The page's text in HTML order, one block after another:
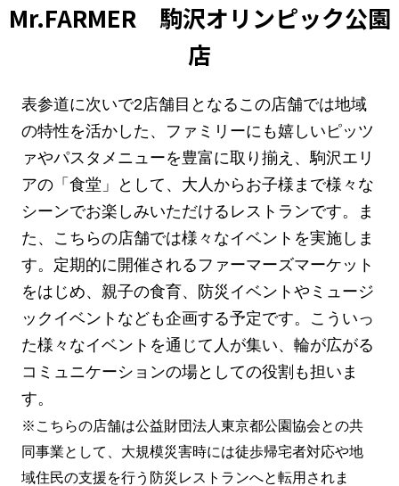
Mr.FARMER 駒沢オリンピック公園
店
表参道に次いで2店舗目となるこの店舗では地域
の特性を活かした、ファミリーにも嬉しいピッツ
ァやパスタメニューを豊富に取り揃え、駒沢エリ
アの「食堂」として、大人からお子様まで様々な
シーンでお楽しみいただけるレストランです。ま
た、こちらの店舗では様々なイベントを実施しま
す。定期的に開催されるファーマーズマーケット
をはじめ、親子の食育、防災イベントやミュージ
ックイベントなども企画する予定です。こういっ
た様々なイベントを通じて人が集い、輪が広がる
コミュニケーションの場としての役割も担いま
す。
※こちらの店舗は公益財団法人東京都公園協会との共
同事業として、大規模災害時には徒歩帰宅者対応や地
域住民の支援を行う防災レストランへと転用されま